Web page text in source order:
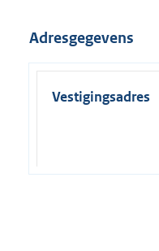
Adresgegevens
Vestigingsadres